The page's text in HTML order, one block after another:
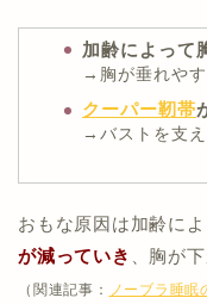
加齢によって
→胸が垂れやす
クーパー靭帯
→バストを支
おもな原因は加齢に
が減っていき
、胸が
（関連記事： ノーブラ睡